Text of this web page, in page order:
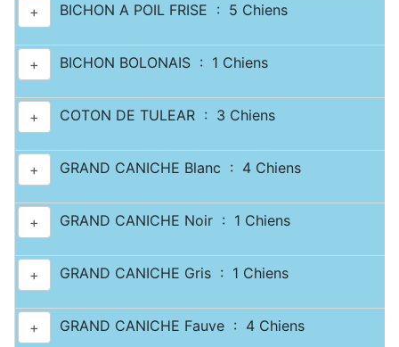
+ BICHON A POIL FRISE : 5 Chiens
+ BICHON BOLONAIS : 1 Chiens
+ COTON DE TULEAR : 3 Chiens
+ GRAND CANICHE Blanc : 4 Chiens
+ GRAND CANICHE Noir : 1 Chiens
+ GRAND CANICHE Gris : 1 Chiens
+ GRAND CANICHE Fauve : 4 Chiens